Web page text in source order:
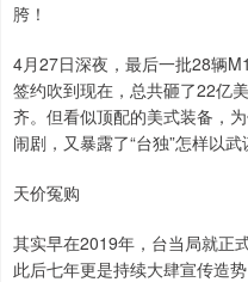
胯！
4月27日深夜，最后一批28辆
签约吹到现在，总共砸了22亿
齐。但看似顶配的美式装备，
闹剧，又暴露了“台独”怎样以
天价冤购
其实早在2019年，台当局就正
此后七年更是持续大肆宣传造